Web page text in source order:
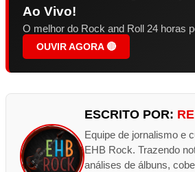
Ao Vivo!
O melhor do Rock and Roll 24 horas
OUVIR AGORA 🔴
ESCRITO POR:
Equipe de jornalismo e
EHB Rock. Trazendo
análises de álbuns,